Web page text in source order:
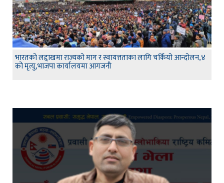
भारतको लद्दाखमा राज्यको माग र स्वायत्तताका लागि चर्कियो आन्दोलन,४
को मृत्यु,भाजपा कार्यालयमा आगजनी